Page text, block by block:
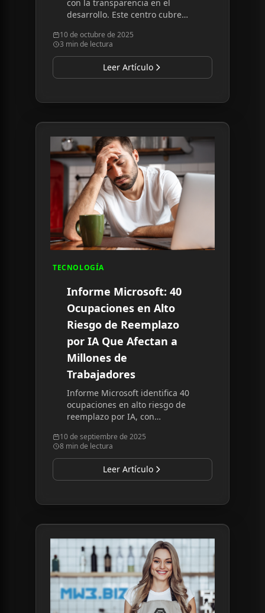
con la transparencia en el
desarrollo. Este centro cubre
nuevas funciones, hitos
blockchain y mejoras
comunitarias.
10 de octubre de 2025
3 min de lectura
Leer Artículo
Read article:Informe Microsoft: 40
TECNOLOGÍA
Informe Microsoft: 40
Ocupaciones en Alto
Riesgo de Reemplazo
por IA Que Afectan a
Millones de
Trabajadores
Informe Microsoft identifica 40
ocupaciones en alto riesgo de
reemplazo por IA, con
Solo atención al cliente: 2,3
millones de empleos.
10 de septiembre de 2025
8 min de lectura
Leer Artículo
Read article:MW3.BIZ Launches Beta Program